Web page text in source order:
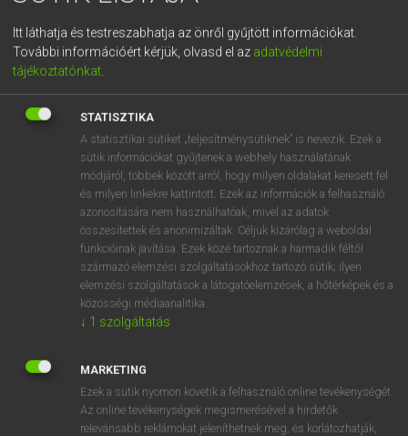
Díjmentes angol szótár
standard mn szabványos
standard
mértékadó
szabvány(-)
szabályos
irányadó
fn
színvonal
zászló
(mérték)minta
kívánalom
szabvány
Itt láthatja és testreszabhatja az önről gyűjtött információkat.
További információért kérjük, olvasd el az adatvédelmi
tájékoztatónkat
STATISZTIKA
A statisztikai sütiket „teljesítménysütiknek” is nevezik. Ezek a
sütik információkat gyűjtenek a webhely használatának
módjáról, többek között arról, hogy milyen oldalakat keresett fel
és milyen linkekre kattintott. Ezek az információk a felhasználó
azonosítására nem használhatóak, mivel az adatok
összesítettek és anonimizáltak. Céljuk kizárólag a weboldal
funkcióinak javítása. Ezek közé tartoznak a harmadik féltől
származó elemzési szolgáltatásokhoz tartozó sütik; ilyen
elemzési szolgáltatások a látogatóelemzések, a hőtérképek és a
közösségi médiaanalitika.
↓ 1 szolgáltatás
MARKETING
Ezek a sütik nyomon követik a felhasználó online tevékenységét.
Az online tevékenységek megismerésével a hirdetők
relevánsabb reklámokat jeleníthetnek meg, és korlátozhatják,
5 6 7 8 9 ö ü ó
t z
n m , . - AltGr